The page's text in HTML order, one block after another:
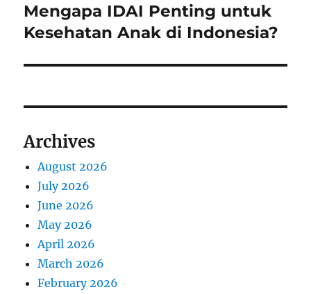
Next
post:
Mengapa IDAI Penting untuk
Kesehatan Anak di Indonesia?
Archives
August 2026
July 2026
June 2026
May 2026
April 2026
March 2026
February 2026